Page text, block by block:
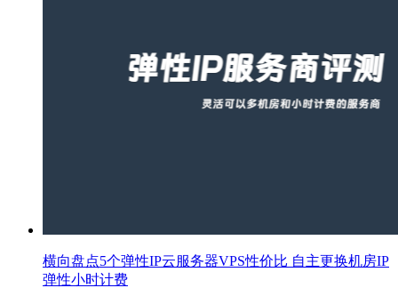
横向盘点5个弹性IP云服务器VPS性价比 自主更换机房IP
弹性小时计费